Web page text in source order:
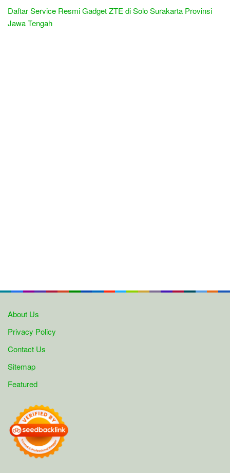
Daftar Service Resmi Gadget ZTE di Solo Surakarta Provinsi
Jawa Tengah
About Us
Privacy Policy
Contact Us
Sitemap
Featured